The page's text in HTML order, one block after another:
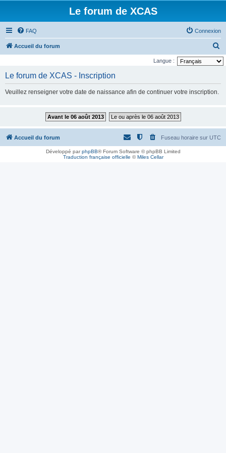
Le forum de XCAS
FAQ Connexion
Accueil du forum
e
h
Langue :
Le forum de XCAS - Inscription
Veuillez renseigner votre date de naissance afin de continuer votre inscription.
Avant le 06 août 2013 Le ou après le 06 août 2013
Accueil du forum Fuseau horaire sur UTC
Développé parphpBB® Forum Software © phpBB Limited
Traduction française officielle ©Miles Cellar